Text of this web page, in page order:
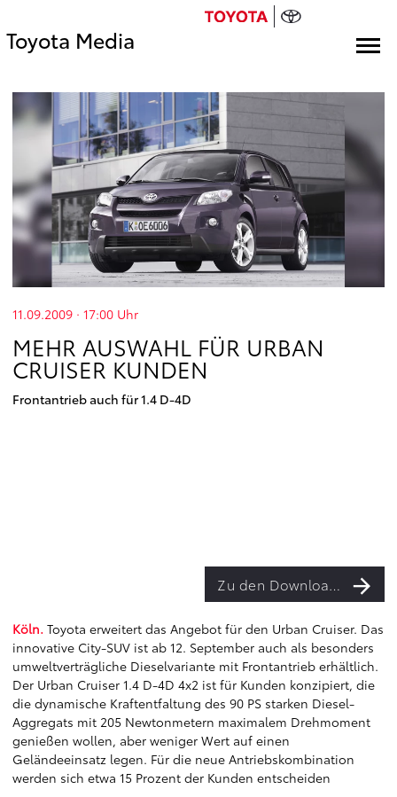
Toyota Media
11.09.2009 · 17:00 Uhr
MEHR AUSWAHL FÜR URBAN
CRUISER KUNDEN
Frontantrieb auch für 1.4 D-4D
Zu den Downloads
Köln. Toyota erweitert das Angebot für den Urban Cruiser. Das
innovative City-SUV ist ab 12. September auch als besonders
umweltverträgliche Dieselvariante mit Frontantrieb erhältlich.
Der Urban Cruiser 1.4 D-4D 4x2 ist für Kunden konzipiert, die
die dynamische Kraftentfaltung des 90 PS starken Diesel-
Aggregats mit 205 Newtonmetern maximalem Drehmoment
genießen wollen, aber weniger Wert auf einen
Geländeeinsatz legen. Für die neue Antriebskombination
werden sich etwa 15 Prozent der Kunden entscheiden